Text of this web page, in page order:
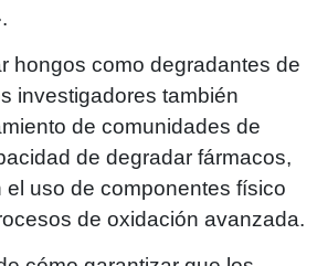
hongos como degradantes de
investigadores también
de comunidades de
de degradar fármacos,
uso de componentes físico
de oxidación avanzada.